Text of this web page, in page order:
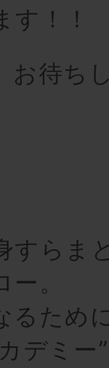
す！！
お待ち
すらま
。
るため
デミー